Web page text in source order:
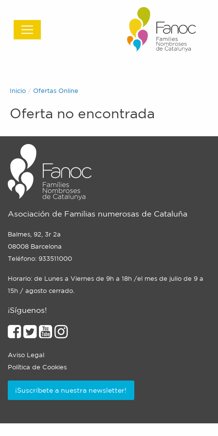
Inicio Ofertas Online
Oferta no encontrada
Asociación de Familias numerosas de Cataluña
Balmes, 92, 3r 2a
08008 Barcelona
Teléfono: 933511000
Horario: de Lunes a Viernes de 9h a 18h /el mes de julio de 9 a
15h / agosto cerrado.
¡Síguenos!
Aviso Legal
Política de Cookies
¡Suscríbete a nuestra newsletter!